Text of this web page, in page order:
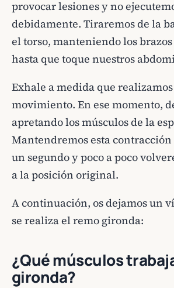
provocar lesiones y no
debidamente. Tiraremos de la
el torso, manteniendo los
hasta que toque nuestros
Exhale a medida que realizamos
movimiento. En ese momento,
apretando los músculos de la
Mantendremos esta
un segundo y poco a poco
a la posición original.
A continuación, os dejamos un
se realiza el remo gironda:
¿Qué músculos
gironda?